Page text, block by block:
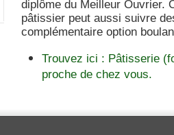
diplôme du Meilleur Ouvrier.
pâtissier peut aussi suivre
complémentaire option
Trouvez ici : Pâtisserie
proche de chez vous.